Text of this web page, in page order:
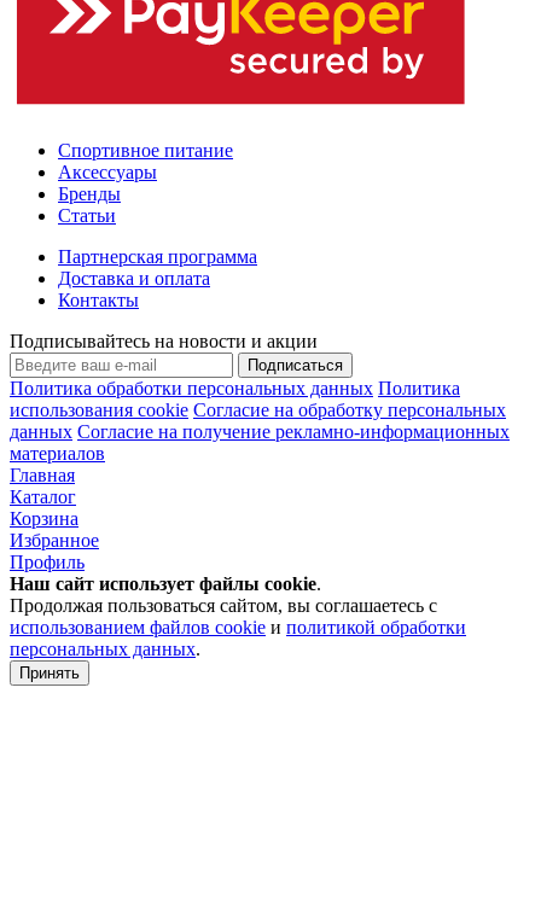
Спортивное питание
Аксессуары
Бренды
Статьи
Партнерская программа
Доставка и оплата
Контакты
Подписывайтесь на новости и акции
Подписаться
Политика обработки персональных данных Политика
использования cookie Согласие на обработку персональных
данных Согласие на получение рекламно-информационных
материалов
Главная
Каталог
Корзина
Избранное
Профиль
Наш сайт использует файлы cookie.
Продолжая пользоваться сайтом, вы соглашаетесь с
использованием файлов cookie и политикой обработки
персональных данных.
Принять